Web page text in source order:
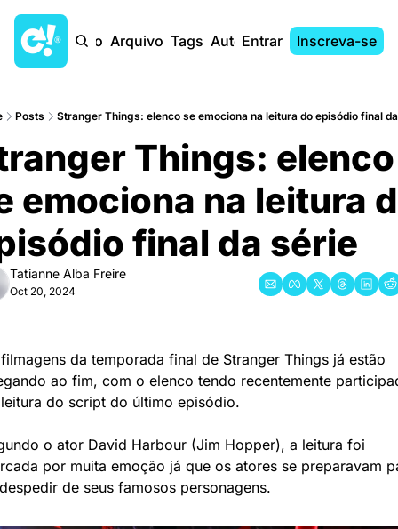
Início Arquivo Tags AutoresEntrar Inscreva-se
Posts Stranger Things: elenco se emociona na leitura do episódio final
Things: elenco
emociona na leitura
final da série
Tatianne Alba Freire
Oct 20, 2024
da temporada final de Stranger Things já estão
ao fim, com o elenco tendo recentemente
do script do último episódio.
o ator David Harbour (Jim Hopper), a leitura foi
por muita emoção já que os atores se preparavam
de seus famosos personagens.